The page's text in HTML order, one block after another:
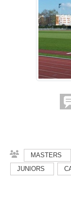
MASTERS
JUNIORS